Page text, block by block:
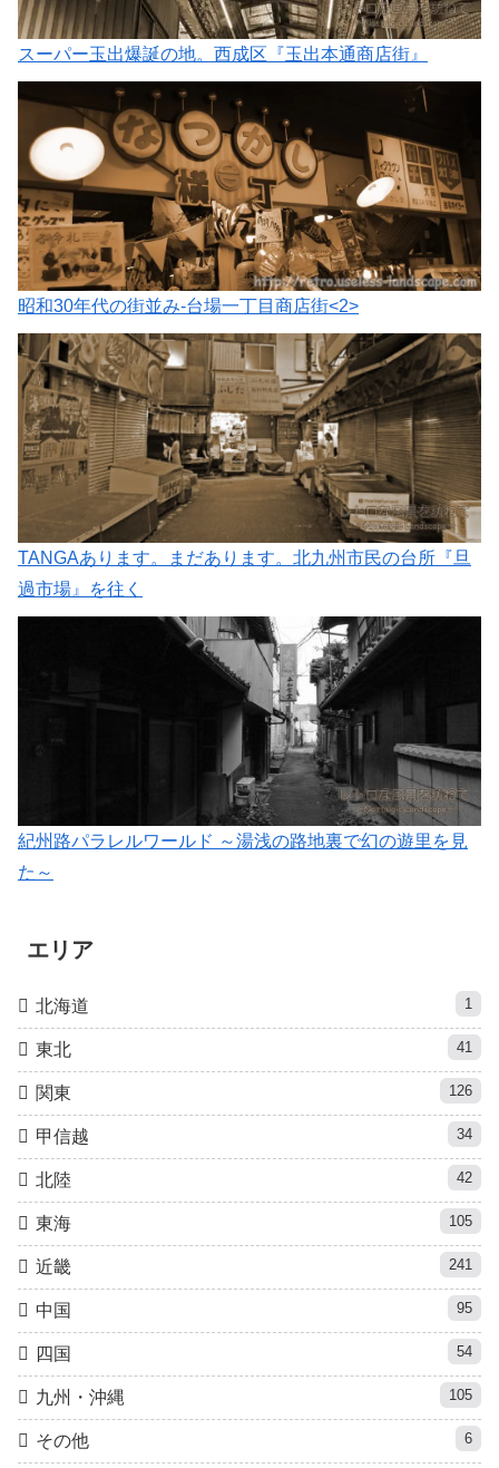
スーパー玉出爆誕の地。西成区『玉出本通商店街』
昭和30年代の街並み-台場一丁目商店街<2>
TANGAあります。まだあります。北九州市民の台所『旦
過市場』を往く
紀州路パラレルワールド ～湯浅の路地裏で幻の遊里を見
た～
エリア
北海道 1
東北 41
関東 126
甲信越 34
北陸 42
東海 105
近畿 241
中国 95
四国 54
九州・沖縄 105
その他 6